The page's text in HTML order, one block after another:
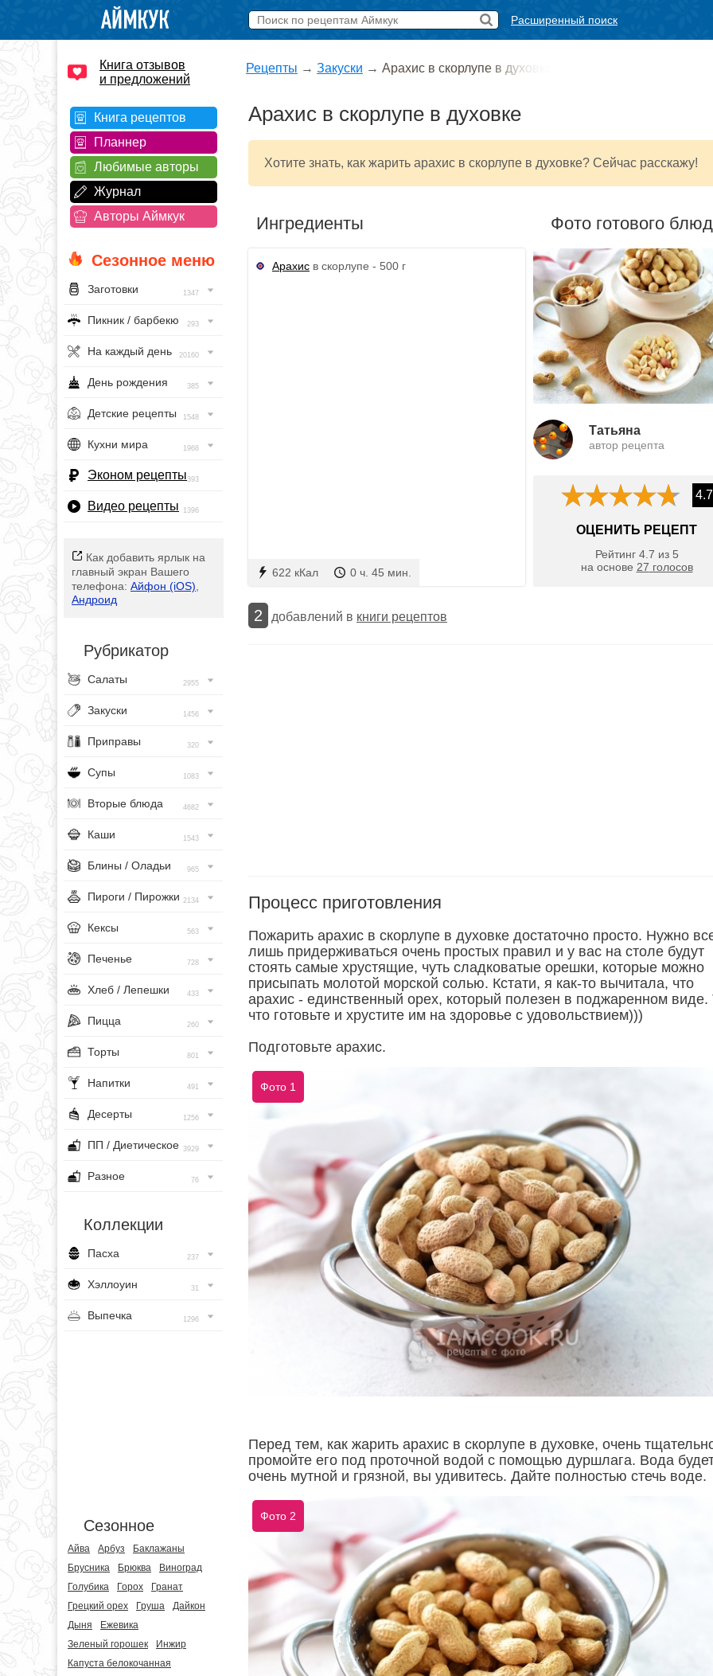
Расширенный поиск
Книга отзывов
и предложений
Книга рецептов
Планнер
Любимые авторы
Журнал
Авторы Аймкук
Сезонное меню
Заготовки 1347
Пикник / барбекю 293
На каждый день 20160
День рождения 385
Детские рецепты 1548
Кухни мира 1968
Эконом рецепты393
Видео рецепты 1396
Как добавить ярлык на
главный экран Вашего
телефона: Айфон (iOS)
Андроид
Рубрикатор
Салаты 2955
Закуски 1456
Приправы 320
Супы 1083
Вторые блюда 4682
Каши 1543
Блины / Оладьи 965
Пироги / Пирожки 2134
Кексы 563
Печенье 728
Хлеб / Лепешки 433
Пицца 260
Торты 801
Напитки 491
Десерты 1256
ПП / Диетическое 3929
Разное 76
Коллекции
Пасха 237
Хэллоуин 31
Выпечка 1296
Сезонное
Айва Арбуз
Баклажаны
Брусника
Брюква
Виноград
Голубика
Горох
Гранат
Грецкий орех
Груша
Дайкон
Дыня
Ежевика
Зеленый горошек
Инжир
Капуста белокочанная
Рецепты → Закуски → Арахис в скорлупе в духовке
Арахис в скорлупе в духовке
Хотите знать, как жарить арахис в скорлупе в духовке? Сейчас расскажу!
Ингредиенты
Арахис в скорлупе - 500 г
622 кКал 0 ч. 45 мин.
Фото готового
Татьяна
автор рецепта
4.7
ОЦЕНИТЬ РЕЦЕПТ
Рейтинг 4.7 из 5
на основе 27 голосов
2 добавлений в книги рецептов
Процесс приготовления
Пожарить арахис в скорлупе в духовке достаточно просто. Нужно
лишь придерживаться очень простых правил и у вас на столе будут
стоять самые хрустящие, чуть сладковатые орешки, которые можно
присыпать молотой морской солью. Кстати, я как-то вычитала, что
арахис - единственный орех, который полезен в поджаренном виде.
что готовьте и хрустите им на здоровье с удовольствием)))
Подготовьте арахис.
Фото 1
Перед тем, как жарить арахис в скорлупе в духовке, очень
промойте его под проточной водой с помощью дуршлага. Вода
очень мутной и грязной, вы удивитесь. Дайте полностью стечь воде.
Фото 2